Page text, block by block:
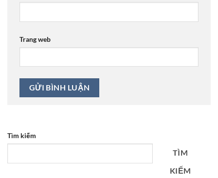
Trang web
Tìm kiếm
TÌM
KIẾM